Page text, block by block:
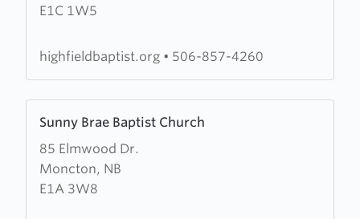
E1C 1W5
Baptist
highfieldbaptist.org • 506-857-4260
Sunny Brae Baptist Church
85 Elmwood Dr.
Moncton, NB
E1A 3W8
more
about
Sunny
Brae